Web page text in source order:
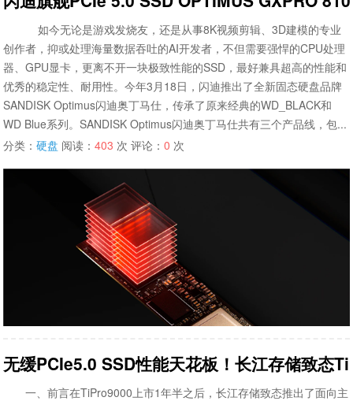
如今无论是游戏发烧友，还是从事8K视频剪辑、3D建模的专业
创作者，抑或处理海量数据吞吐的AI开发者，不但需要强悍的CPU处理
器、GPU显卡，更离不开一块极致性能的SSD，最好兼具超高的性能和
优秀的稳定性、耐用性。今年3月18日，闪迪推出了全新固态硬盘品牌
SANDISK Optimus闪迪奥丁马仕，传承了原来经典的WD_BLACK和
WD Blue系列。SANDISK Optimus闪迪奥丁马仕共有三个产品线，包...
分类：硬盘 阅读：403 次 评论：0 次
无缓PCIe5.0 SSD性能天花板！长江存储致态
一、前言在TiPro9000上市1年半之后，长江存储致态推出了面向主